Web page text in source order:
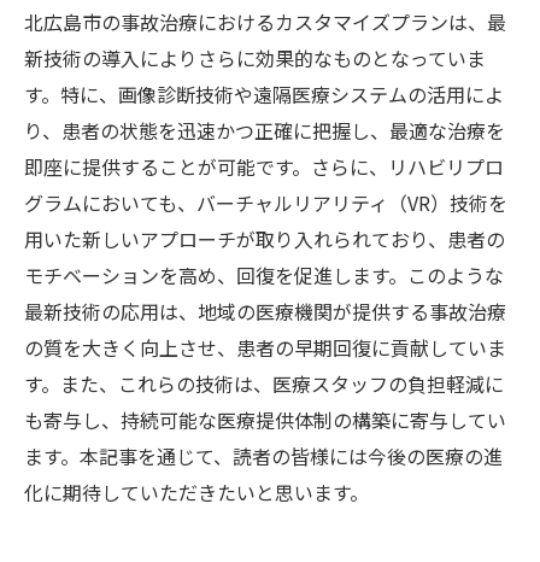
北広島市の事故治療におけるカスタマイズプランは、最
新技術の導入によりさらに効果的なものとなっていま
す。特に、画像診断技術や遠隔医療システムの活用によ
り、患者の状態を迅速かつ正確に把握し、最適な治療を
即座に提供することが可能です。さらに、リハビリプロ
グラムにおいても、バーチャルリアリティ（VR）技術を
用いた新しいアプローチが取り入れられており、患者の
モチベーションを高め、回復を促進します。このような
最新技術の応用は、地域の医療機関が提供する事故治療
の質を大きく向上させ、患者の早期回復に貢献していま
す。また、これらの技術は、医療スタッフの負担軽減に
も寄与し、持続可能な医療提供体制の構築に寄与してい
ます。本記事を通じて、読者の皆様には今後の医療の進
化に期待していただきたいと思います。